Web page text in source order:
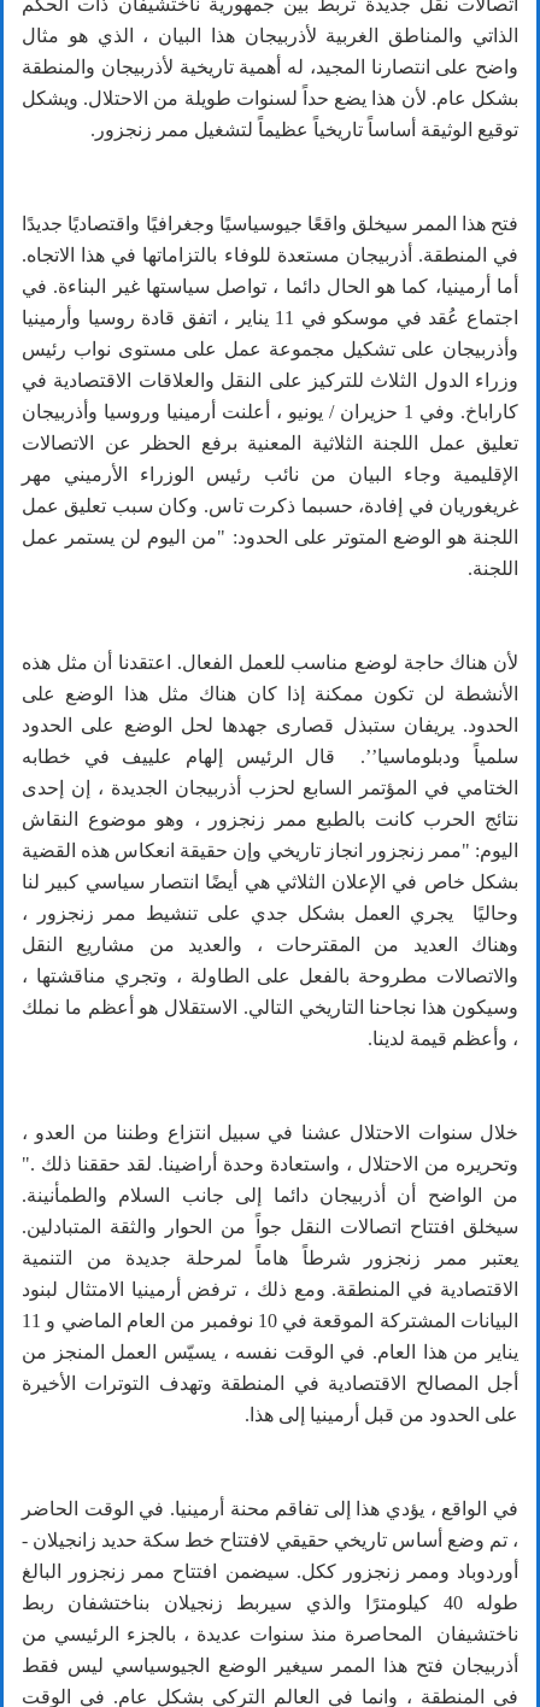
الذاتي والمناطق الغربية لأذربيجان هذا البيان ، الذي هو مثال
واضح على انتصارنا المجيد، له أهمية تاريخية لأذربيجان والمنطقة
بشكل عام. لأن هذا يضع حداً لسنوات طويلة من الاحتلال. ويشكل
توقيع الوثيقة أساساً تاريخياً عظيماً لتشغيل ممر زنجزور.
فتح هذا الممر سيخلق واقعًا جيوسياسيًا وجغرافيًا واقتصاديًا جديدًا
في المنطقة. أذربيجان مستعدة للوفاء بالتزاماتها في هذا الاتجاه.
أما أرمينيا، كما هو الحال دائما ، تواصل سياستها غير البناءة. في
اجتماع عُقد في موسكو في 11 يناير ، اتفق قادة روسيا وأرمينيا
وأذربيجان على تشكيل مجموعة عمل على مستوى نواب رئيس
وزراء الدول الثلاث للتركيز على النقل والعلاقات الاقتصادية في
كاراباخ. وفي 1 حزيران / يونيو ، أعلنت أرمينيا وروسيا وأذربيجان
تعليق عمل اللجنة الثلاثية المعنية برفع الحظر عن الاتصالات
الإقليمية وجاء البيان من نائب رئيس الوزراء الأرميني مهر
غريغوريان في إفادة، حسبما ذكرت تاس. وكان سبب تعليق عمل
اللجنة هو الوضع المتوتر على الحدود: "من اليوم لن يستمر عمل
اللجنة.
لأن هناك حاجة لوضع مناسب للعمل الفعال. اعتقدنا أن مثل هذه
الأنشطة لن تكون ممكنة إذا كان هناك مثل هذا الوضع على
الحدود. يريفان ستبذل قصارى جهدها لحل الوضع على الحدود
سلمياً ودبلوماسيا’’. قال الرئيس إلهام علييف في خطابه
الختامي في المؤتمر السابع لحزب أذربيجان الجديدة ، إن إحدى
نتائج الحرب كانت بالطبع ممر زنجزور ، وهو موضوع النقاش
اليوم: "ممر زنجزور انجاز تاريخي وإن حقيقة انعكاس هذه القضية
بشكل خاص في الإعلان الثلاثي هي أيضًا انتصار سياسي كبير لنا
وحاليًا يجري العمل بشكل جدي على تنشيط ممر زنجزور ،
وهناك العديد من المقترحات ، والعديد من مشاريع النقل
والاتصالات مطروحة بالفعل على الطاولة ، وتجري مناقشتها ،
وسيكون هذا نجاحنا التاريخي التالي. الاستقلال هو أعظم ما نملك
، وأعظم قيمة لدينا.
خلال سنوات الاحتلال عشنا في سبيل انتزاع وطننا من العدو ،
وتحريره من الاحتلال ، واستعادة وحدة أراضينا. لقد حققنا ذلك ."
من الواضح أن أذربيجان دائما إلى جانب السلام والطمأنينة.
سيخلق افتتاح اتصالات النقل جواً من الحوار والثقة المتبادلين.
يعتبر ممر زنجزور شرطاً هاماً لمرحلة جديدة من التنمية
الاقتصادية في المنطقة. ومع ذلك ، ترفض أرمينيا الامتثال لبنود
البيانات المشتركة الموقعة في 10 نوفمبر من العام الماضي و 11
يناير من هذا العام. في الوقت نفسه ، يسيّس العمل المنجز من
أجل المصالح الاقتصادية في المنطقة وتهدف التوترات الأخيرة
على الحدود من قبل أرمينيا إلى هذا.
في الواقع ، يؤدي هذا إلى تفاقم محنة أرمينيا. في الوقت الحاضر
، تم وضع أساس تاريخي حقيقي لافتتاح خط سكة حديد زانجيلان -
أوردوباد وممر زنجزور ككل. سيضمن افتتاح ممر زنجزور البالغ
طوله 40 كيلومترًا والذي سيربط زنجيلان بناختشفان ربط
ناختشيفان المحاصرة منذ سنوات عديدة ، بالجزء الرئيسي من
أذربيجان فتح هذا الممر سيغير الوضع الجيوسياسي ليس فقط
في المنطقة ، وانما في العالم التركي بشكل عام. في الوقت